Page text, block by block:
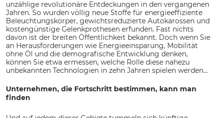
unzählige revolutionäre Entdeckungen in den vergangenen
Jahren. So wurden völlig neue Stoffe für energieeffiziente
Beleuchtungskörper, gewichtsreduzierte Autokarossen und
kostengünstige Gelenkprothesen erfunden. Fast nichts
davon ist der breiten Öffentlichkeit bekannt. Doch wenn Sie
an Herausforderungen wie Energieeinsparung, Mobilität
ohne Öl und die demografische Entwicklung denken,
können Sie etwa ermessen, welche Rolle diese nahezu
unbekannten Technologien in zehn Jahren spielen werden...
Unternehmen, die Fortschritt bestimmen, kann man
finden